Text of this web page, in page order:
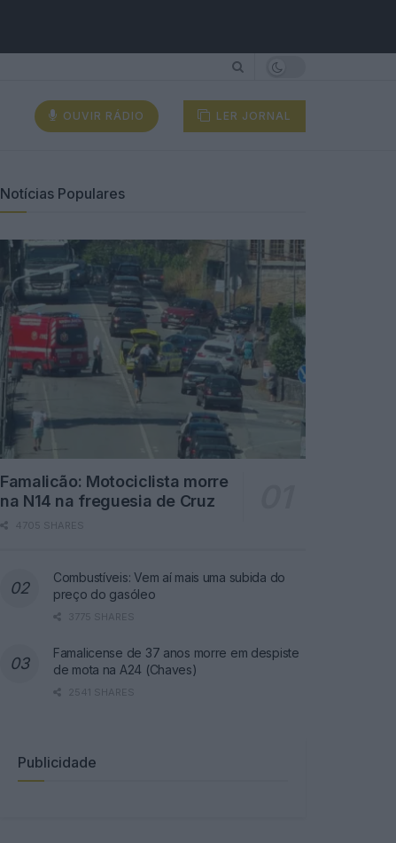
OUVIR RÁDIO LER JORNAL
Notícias Populares
Famalicão: Motociclista morre
na N14 na freguesia de Cruz
4705 SHARES
Combustíveis: Vem aí mais uma subida do
preço do gasóleo
3775 SHARES
Famalicense de 37 anos morre em despiste
de mota na A24 (Chaves)
2541 SHARES
Publicidade